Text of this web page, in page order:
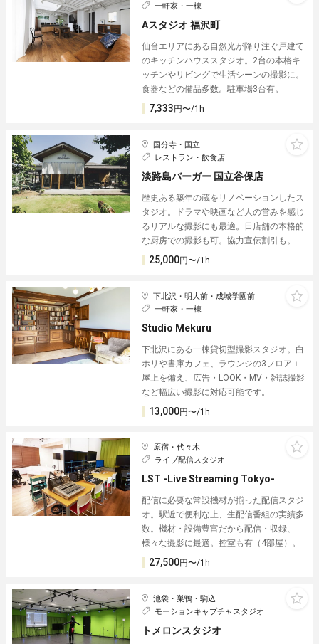
一軒家・一棟
Aスタジオ 福沢町
仙台エリアにある自然光が降り注ぐ戸建て
のキッチンハウススタジオ。2台の本格キ
ッチンやリビングで生活シーンの撮影に。
食器などの備品多数。駐車場3台有。
7,333 円〜/1h
国分寺・国立
レストラン・飲食店
淡路島バーガー 国立谷保店
歴史ある築年の蔵をリノベーションしたス
タジオ。ドラマや映画など人の営みを感じ
るリアルな撮影にも最適。日店舗の本格的
な厨房での撮影も可。協力宣伝割引も。
25,000円〜/1h
下北沢・明大前・成城学園前
一軒家・一棟
Studio Mekuru
下北沢にある一棟貸切型撮影スタジオ。白
ホリや書庫カフェ、ラウンジの3フロア＋
屋上を備え、広告・LOOK・MV・雑誌撮影
など幅広い撮影に対応可能です。
13,000円〜/1h
原宿・代々木
ライブ配信スタジオ
LST -Live Streaming Tokyo-
配信に必要な常設機材が揃った配信スタジ
オ。駅近で便利な上、生配信番組の実績多
数。機材・設備豊富だから配信・収録、
様々な撮影に最適。控室も有（4部屋）。
27,500円〜/1h
池袋・巣鴨・駒込
モーションキャプチャスタジオ
トメロンスタジオ